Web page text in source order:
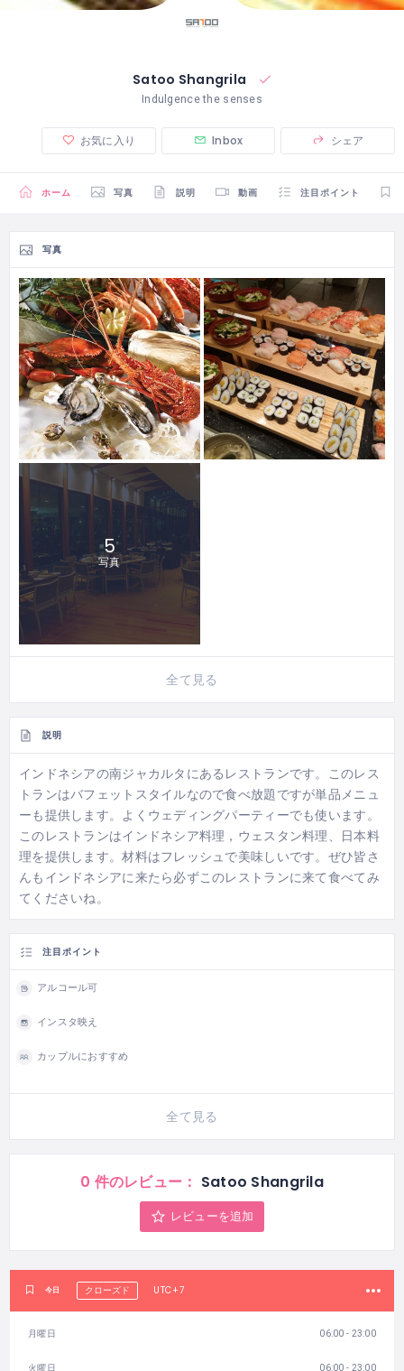
Satoo Shangrila
Indulgence the senses
お気に入り Inbox シェア
ホーム 写真 説明 動画 注目ポイント
写真
5
写真
全て見る
説明
インドネシアの南ジャカルタにあるレストランです。このレス
トランはバフェットスタイルなので食べ放題ですが単品メニュ
ーも提供します。よくウェディングパーティーでも使います。
このレストランはインドネシア料理，ウェスタン料理、日本料
理を提供します。材料はフレッシュで美味しいです。ぜひ皆さ
んもインドネシアに来たら必ずこのレストランに来て食べてみ
てくださいね。
注目ポイント
アルコール可
インスタ映え
カップルにおすすめ
全て見る
0 件のレビュー： Satoo Shangrila
レビューを追加
今日 クローズド UTC+7
月曜日 06:00 - 23:00
火曜日 06:00 - 23:00